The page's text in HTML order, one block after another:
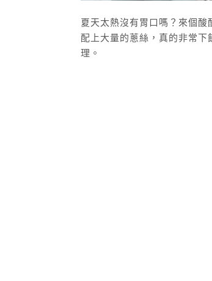
夏天太熱沒有胃口嗎？來個酸
配上大量的蔥絲，真的非常
理。